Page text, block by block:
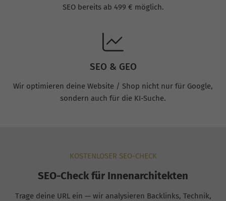
SEO bereits ab 499 € möglich.
SEO & GEO
Wir optimieren deine Website / Shop nicht nur für Google,
sondern auch für die KI-Suche.
KOSTENLOSER SEO-CHECK
SEO-Check für Innenarchitekten
Trage deine URL ein — wir analysieren Backlinks, Technik,